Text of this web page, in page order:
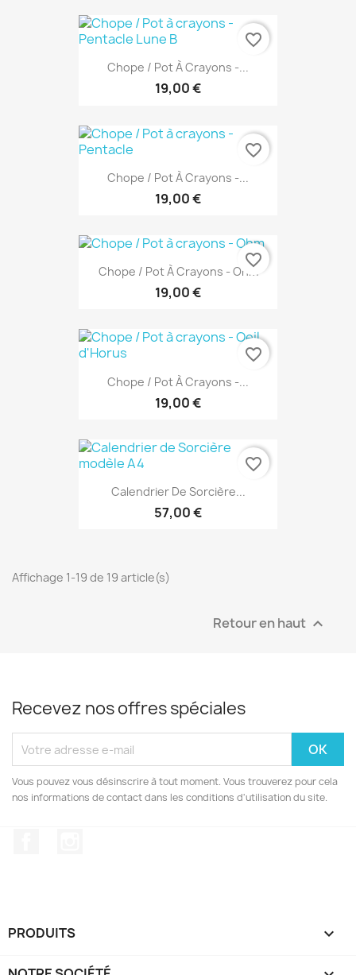
Chope / Pot À Crayons -...
19,00 €
favorite_border
Chope / Pot À Crayons -...
19,00 €
favorite_border
Chope / Pot À Crayons - Ohm
19,00 €
favorite_border
Chope / Pot À Crayons -...
19,00 €
favorite_border
Calendrier De Sorcière...
57,00 €
favorite_border
Affichage 1-19 de 19 article(s)
Retour en haut 
Recevez nos offres spéciales
Vous pouvez vous désinscrire à tout moment. Vous trouverez pour cela
nos informations de contact dans les conditions d'utilisation du site.
PRODUITS 